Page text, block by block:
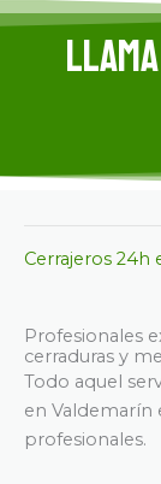
Cerrajeros 24h
Profesionales
cerraduras y
Todo aquel
en
profesionales.